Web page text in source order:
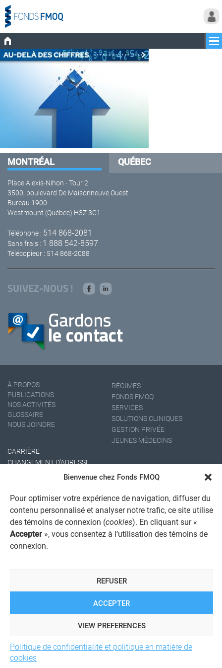
Bienvenue chez Fonds FMOQ
Pour optimiser votre expérience de navigation, diffuser du
contenu personnalisé et analyser notre trafic, ce site utilise
des témoins de connexion (cookies). En cliquant sur «
Accepter », vous consentez à l’utilisation des témoins de
connexion.
ACCEPTER
REFUSER
VIEW PREFERENCES
Politique de confidentialité et politique en matière de
cookies
MONTRÉAL QUÉBEC
Place Alexis-Nihon - Tour 2
3500, boulevard De Maisonneuve Ouest
Bureau 1900
Westmount (Québec) H3Z 3C1
Téléphone : 514 868-2081
Sans frais : 1 888 542-8597
Télécopieur : 514 868-2088
SUIVEZ-NOUS !
À PROPOS
PUBLICATIONS
NOS ACTIVITÉS
GLOSSAIRE
NOUS JOINDRE
RÉGIMES
FONDS FMOQ
SERVICES
SOLUTIONS CLINIQUES
GESTION PRIVÉE
JEUNES MÉDECINS
CARRIÈRE
CHANGEMENT D'ADRESSE
AVIS JURIDIQUE GÉNÉRAL
POLITIQUE DE TRAITEMENT DES PLAINTES
REGISTRE DES CONFLITS D'INTÉRÊTS
© 2026 Société de services financiers Fonds FMOQ inc.
droits réservés.